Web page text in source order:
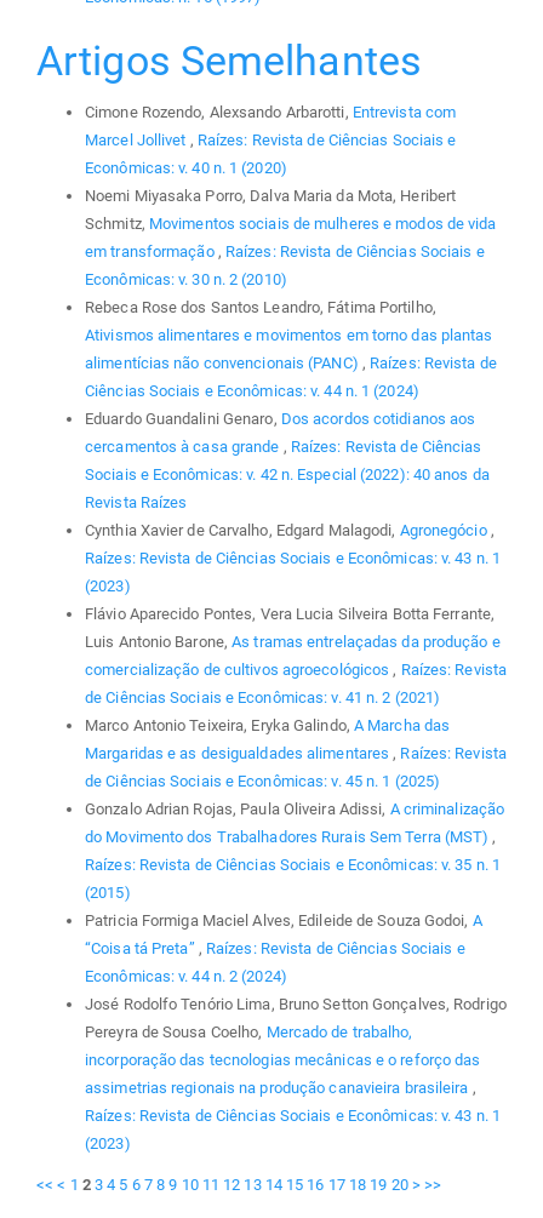
Artigos Semelhantes
Cimone Rozendo, Alexsando Arbarotti, Entrevista com
Marcel Jollivet , Raízes: Revista de Ciências Sociais e
Econômicas: v. 40 n. 1 (2020)
Noemi Miyasaka Porro, Dalva Maria da Mota, Heribert
Schmitz, Movimentos sociais de mulheres e modos de vida
em transformação , Raízes: Revista de Ciências Sociais e
Econômicas: v. 30 n. 2 (2010)
Rebeca Rose dos Santos Leandro, Fátima Portilho,
Ativismos alimentares e movimentos em torno das plantas
alimentícias não convencionais (PANC) , Raízes: Revista de
Ciências Sociais e Econômicas: v. 44 n. 1 (2024)
Eduardo Guandalini Genaro, Dos acordos cotidianos aos
cercamentos à casa grande , Raízes: Revista de Ciências
Sociais e Econômicas: v. 42 n. Especial (2022): 40 anos da
Revista Raízes
Cynthia Xavier de Carvalho, Edgard Malagodi, Agronegócio ,
Raízes: Revista de Ciências Sociais e Econômicas: v. 43 n. 1
(2023)
Flávio Aparecido Pontes, Vera Lucia Silveira Botta Ferrante,
Luis Antonio Barone,As tramas entrelaçadas da produção e
comercialização de cultivos agroecológicos , Raízes: Revista
de Ciências Sociais e Econômicas: v. 41 n. 2 (2021)
Marco Antonio Teixeira, Eryka Galindo, A Marcha das
Margaridas e as desigualdades alimentares , Raízes: Revista
de Ciências Sociais e Econômicas: v. 45 n. 1 (2025)
Gonzalo Adrian Rojas, Paula Oliveira Adissi, A criminalização
do Movimento dos Trabalhadores Rurais Sem Terra (MST) ,
Raízes: Revista de Ciências Sociais e Econômicas: v. 35 n. 1
(2015)
Patricia Formiga Maciel Alves, Edileide de Souza Godoi, A
“Coisa tá Preta” , Raízes: Revista de Ciências Sociais e
Econômicas: v. 44 n. 2 (2024)
José Rodolfo Tenório Lima, Bruno Setton Gonçalves, Rodrigo
Pereyra de Sousa Coelho, Mercado de trabalho,
incorporação das tecnologias mecânicas e o reforço das
assimetrias regionais na produção canavieira brasileira ,
Raízes: Revista de Ciências Sociais e Econômicas: v. 43 n. 1
(2023)
<< < 1 2 3 4 5 6 7 8 9 10 11 12 13 14 15 16 17 18 19 20 > >>